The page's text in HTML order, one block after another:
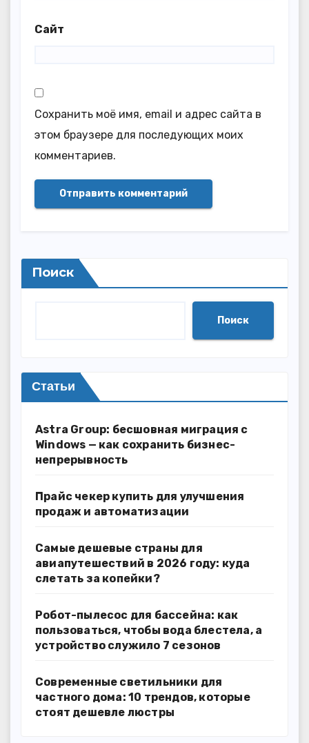
Сайт
Сохранить моё имя, email и адрес сайта в
этом браузере для последующих моих
комментариев.
Поиск
Поиск
Статьи
Astra Group: бесшовная миграция с
Windows — как сохранить бизнес-
непрерывность
Прайс чекер купить для улучшения
продаж и автоматизации
Самые дешевые страны для
авиапутешествий в 2026 году: куда
слетать за копейки?
Робот-пылесос для бассейна: как
пользоваться, чтобы вода блестела, а
устройство служило 7 сезонов
Современные светильники для
частного дома: 10 трендов, которые
стоят дешевле люстры